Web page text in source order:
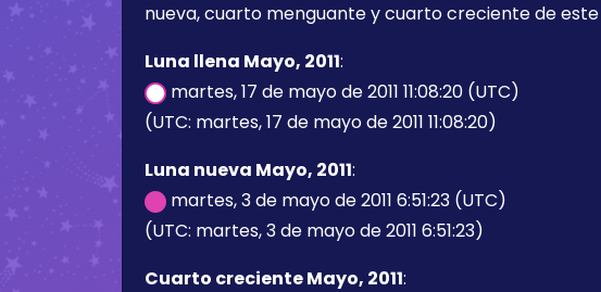
nueva, cuarto menguante y cuarto creciente de este
Luna llena Mayo, 2011:
martes, 17 de mayo de 2011 11:08:20 (UTC)
(UTC: martes, 17 de mayo de 2011 11:08:20)
Luna nueva Mayo, 2011:
martes, 3 de mayo de 2011 6:51:23 (UTC)
(UTC: martes, 3 de mayo de 2011 6:51:23)
Cuarto creciente Mayo, 2011: